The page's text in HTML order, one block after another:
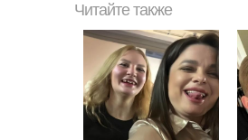
Читайте также